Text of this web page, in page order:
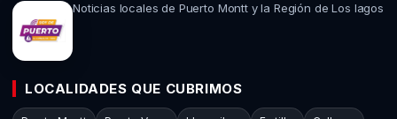
Noticias locales de Puerto Montt y la Región de Los lagos
LOCALIDADES QUE CUBRIMOS